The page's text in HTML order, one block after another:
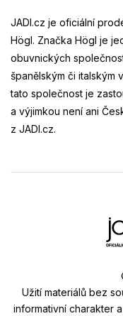
JADI.cz je oficiální
Högl. Značka Högl je
obuvnických
španělským či italským
tato společnost je
a výjimkou není ani
z JADI.cz.
Užití materiálů bez
informativní charakter